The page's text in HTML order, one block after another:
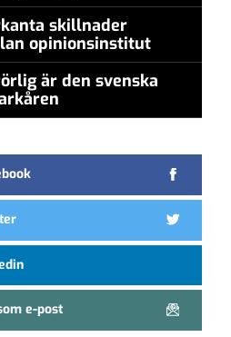
skillnader
opinionsinstitut
är den svenska
e-post